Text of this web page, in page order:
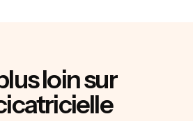
loin sur